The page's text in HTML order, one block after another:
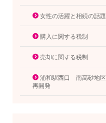
女性の活躍と相続の話題
購入に関する税制
売却に関する税制
浦和駅西口 南高砂地区
再開発